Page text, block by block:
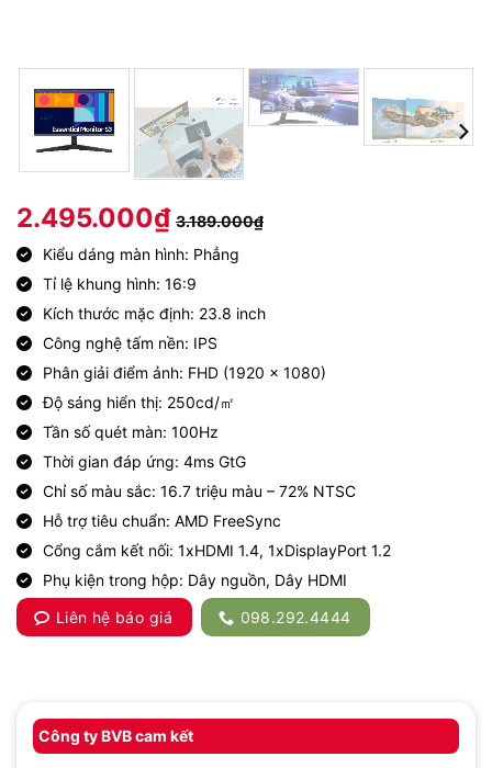
2.495.000₫ 3.189.000₫
Kiểu dáng màn hình: Phẳng
Tỉ lệ khung hình: 16:9
Kích thước mặc định: 23.8 inch
Công nghệ tấm nền: IPS
Phân giải điểm ảnh: FHD (1920 x 1080)
Độ sáng hiển thị: 250cd/㎡
Tần số quét màn: 100Hz
Thời gian đáp ứng: 4ms GtG
Chỉ số màu sắc: 16.7 triệu màu – 72% NTSC
Hỗ trợ tiêu chuẩn: AMD FreeSync
Cổng cắm kết nối: 1xHDMI 1.4, 1xDisplayPort 1.2
Phụ kiện trong hộp: Dây nguồn, Dây HDMI
Liên hệ báo giá
098.292.4444
Công ty BVB cam kết